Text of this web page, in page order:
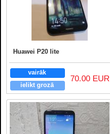
Huawei P20 lite
vairāk
ielikt grozā
70.00 EUR